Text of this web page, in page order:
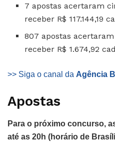
7 apostas acertaram
receber R$ 117.144,19
807 apostas
receber R$ 1.674,92
>> Siga o canal da Agência
Apostas
Para o próximo concurso,
até as 20h (horário de